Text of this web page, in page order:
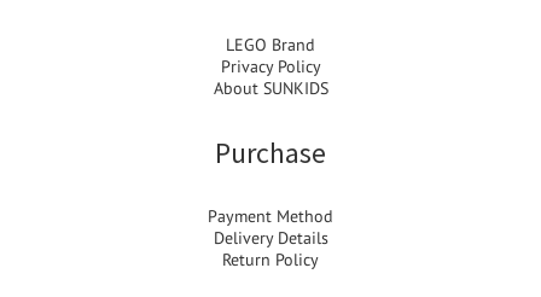
LEGO Brand
Privacy Policy
About SUNKIDS
Purchase
Payment Method
Delivery Details
Return Policy